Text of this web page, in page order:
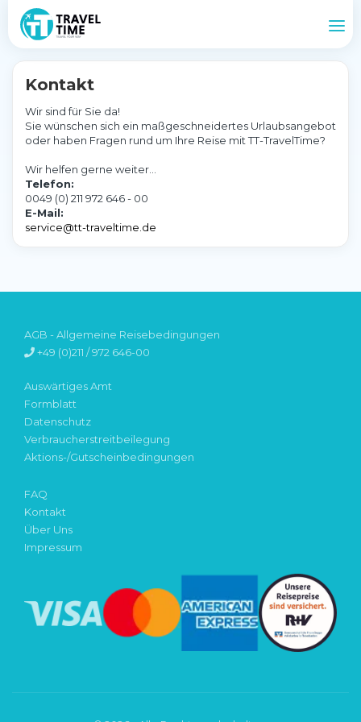
Kontakt
Wir sind für Sie da!
Sie wünschen sich ein maßgeschneidertes Urlaubsangebot
oder haben Fragen rund um Ihre Reise mit TT-TravelTime?
Wir helfen gerne weiter...
Telefon:
0049 (0) 211 972 646 - 00
E-Mail:
service@tt-traveltime.de
AGB - Allgemeine Reisebedingungen
+49 (0)211 / 972 646-00
Auswärtiges Amt
Formblatt
Datenschutz
Verbraucherstreitbeilegung
Aktions-/Gutscheinbedingungen
FAQ
Kontakt
Über Uns
Impressum